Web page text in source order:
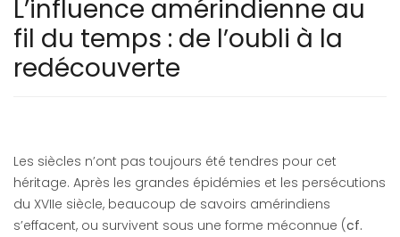
L’influence amérindienne au
fil du temps : de l’oubli à la
redécouverte
Les siècles n’ont pas toujours été tendres pour cet
héritage. Après les grandes épidémies et les persécutions
du XVIIe siècle, beaucoup de savoirs amérindiens
s’effacent, ou survivent sous une forme méconnue (cf.